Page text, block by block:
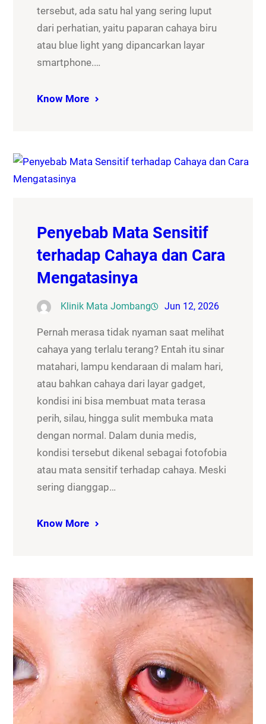
tersebut, ada satu hal yang sering luput
dari perhatian, yaitu paparan cahaya biru
atau blue light yang dipancarkan layar
smartphone.…
Know More
Penyebab Mata Sensitif
terhadap Cahaya dan Cara
Mengatasinya
Klinik Mata Jombang Jun 12, 2026
Pernah merasa tidak nyaman saat melihat
cahaya yang terlalu terang? Entah itu sinar
matahari, lampu kendaraan di malam hari,
atau bahkan cahaya dari layar gadget,
kondisi ini bisa membuat mata terasa
perih, silau, hingga sulit membuka mata
dengan normal. Dalam dunia medis,
kondisi tersebut dikenal sebagai fotofobia
atau mata sensitif terhadap cahaya. Meski
sering dianggap…
Know More